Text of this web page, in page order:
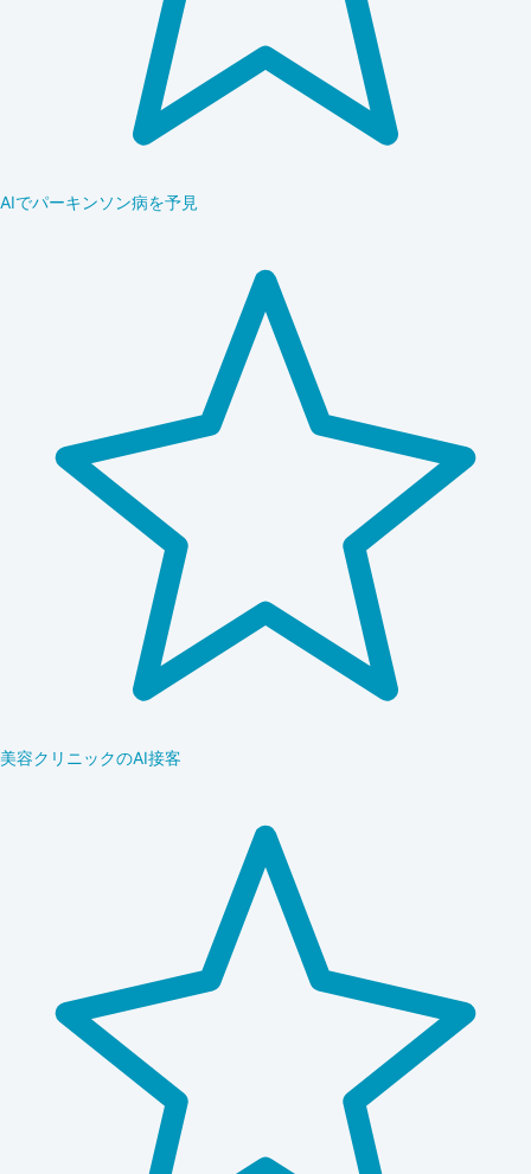
AIでパーキンソン病を予見
美容クリニックのAI接客